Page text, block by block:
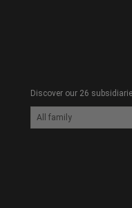
Discover our 26